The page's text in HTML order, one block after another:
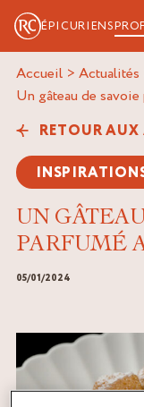
ÉPICURIENS
Accueil > Actualités
un gâteau de
RETOUR
UN
PARFUMÉ
05/01/2024